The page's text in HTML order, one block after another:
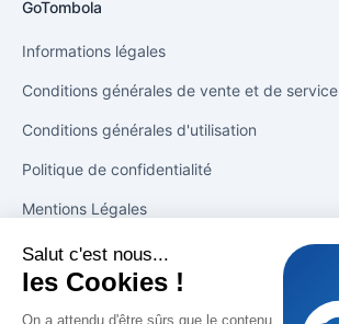
Salut c'est nous...
les Cookies !
On a attendu d'être sûrs que le contenu
GoTombola
Informations légales
Conditions générales de vente et de service
Conditions générales d'utilisation
Politique de confidentialité
Mentions Légales
Solutions
Tirage en 1 clic